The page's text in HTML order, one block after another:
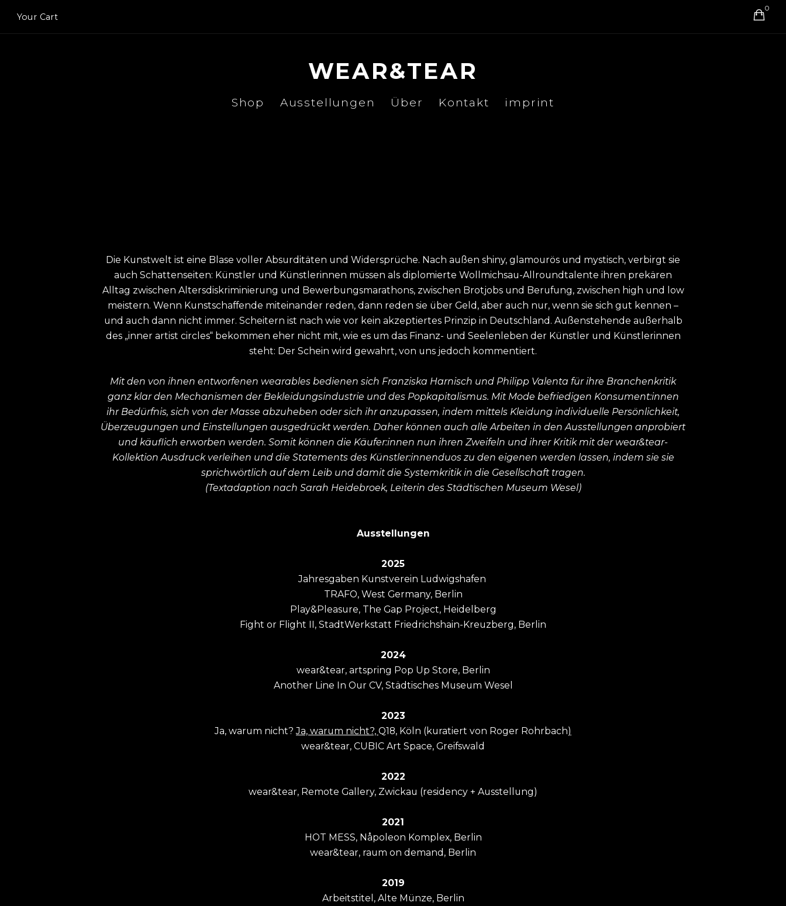
Your Cart
0
WEAR&TEAR
Shop Ausstellungen Über Kontakt imprint
Die Kunstwelt ist eine Blase voller Absurditäten und Widersprüche. Nach außen shiny, glamourös und mystisch, verbirgt sie
auch Schattenseiten: Künstler und Künstlerinnen müssen als diplomierte Wollmichsau-Allroundtalente ihren prekären
Alltag zwischen Altersdiskriminierung und Bewerbungsmarathons, zwischen Brotjobs und Berufung, zwischen high und low
meistern. Wenn Kunstschaffende miteinander reden, dann reden sie über Geld, aber auch nur, wenn sie sich gut kennen –
und auch dann nicht immer. Scheitern ist nach wie vor kein akzeptiertes Prinzip in Deutschland. Außenstehende außerhalb
des „inner artist circles“ bekommen eher nicht mit, wie es um das Finanz- und Seelenleben der Künstler und Künstlerinnen
steht: Der Schein wird gewahrt, von uns jedoch kommentiert.
Mit den von ihnen entworfenen wearables bedienen sich Franziska Harnisch und Philipp Valenta für ihre Branchenkritik
ganz klar den Mechanismen der Bekleidungsindustrie und des Popkapitalismus. Mit Mode befriedigen Konsument:innen
ihr Bedürfnis, sich von der Masse abzuheben oder sich ihr anzupassen, indem mittels Kleidung individuelle Persönlichkeit,
Überzeugungen und Einstellungen ausgedrückt werden. Daher können auch alle Arbeiten in den Ausstellungen anprobiert
und käuflich erworben werden. Somit können die Käufer:innen nun ihren Zweifeln und ihrer Kritik mit der wear&tear-
Kollektion Ausdruck verleihen und die Statements des Künstler:innenduos zu den eigenen werden lassen, indem sie sie
sprichwörtlich auf dem Leib und damit die Systemkritik in die Gesellschaft tragen.
(Textadaption nach Sarah Heidebroek, Leiterin des Städtischen Museum Wesel)
Ausstellungen
2025
Jahresgaben Kunstverein Ludwigshafen
TRAFO, West Germany, Berlin
Play&Pleasure, The Gap Project, Heidelberg
Fight or Flight II, StadtWerkstatt Friedrichshain-Kreuzberg, Berlin
2024
wear&tear, artspring Pop Up Store, Berlin
Another Line In Our CV, Städtisches Museum Wesel
2023
Ja, warum nicht?Ja, warum nicht?, Q18, Köln (kuratiert von Roger Rohrbach)
wear&tear, CUBIC Art Space, Greifswald
2022
wear&tear, Remote Gallery, Zwickau (residency + Ausstellung)
2021
HOT MESS, Nåpoleon Komplex, Berlin
wear&tear, raum on demand, Berlin
2019
Arbeitstitel, Alte Münze, Berlin